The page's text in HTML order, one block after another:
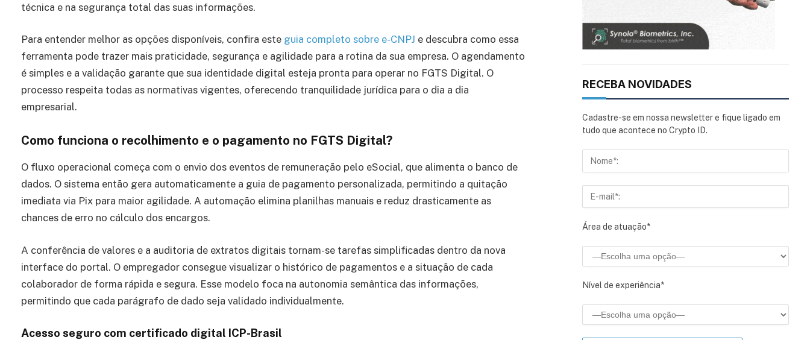
técnica e na segurança total das suas informações.
Para entender melhor as opções disponíveis, confira este guia completo sobre e-CNPJ e descubra como essa
ferramenta pode trazer mais praticidade, segurança e agilidade para a rotina da sua empresa. O agendamento
é simples e a validação garante que sua identidade digital esteja pronta para operar no FGTS Digital. O
processo respeita todas as normativas vigentes, oferecendo tranquilidade jurídica para o dia a dia
empresarial.
Como funciona o recolhimento e o pagamento no FGTS Digital?
O fluxo operacional começa com o envio dos eventos de remuneração pelo eSocial, que alimenta o banco de
dados. O sistema então gera automaticamente a guia de pagamento personalizada, permitindo a quitação
imediata via Pix para maior agilidade. A automação elimina planilhas manuais e reduz drasticamente as
chances de erro no cálculo dos encargos.
A conferência de valores e a auditoria de extratos digitais tornam-se tarefas simplificadas dentro da nova
interface do portal. O empregador consegue visualizar o histórico de pagamentos e a situação de cada
colaborador de forma rápida e segura. Esse modelo foca na autonomia semântica das informações,
permitindo que cada parágrafo de dado seja validado individualmente.
Acesso seguro com certificado digital ICP-Brasil
RECEBA NOVIDADES
Cadastre-se em nossa newsletter e fique ligado em
tudo que acontece no Crypto ID.
Área de atuação*
Nível de experiência*